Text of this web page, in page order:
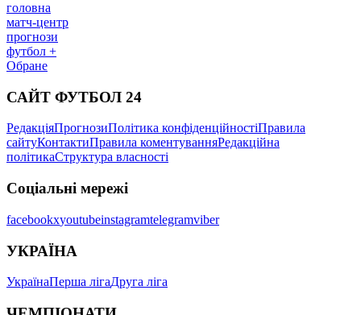
головна
матч-центр
прогнози
футбол +
Обране
САЙТ ФУТБОЛ 24
РедакціяПрогнозиПолітика конфіденційностіПравила
сайтуКонтактиПравила коментуванняРедакційна
політикаСтруктура власності
Соціальні мережі
facebookxyoutubeinstagramtelegramviber
УКРАЇНА
УкраїнаПерша лігаДруга ліга